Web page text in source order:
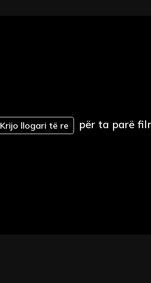
Krijo llogari të re për ta parë